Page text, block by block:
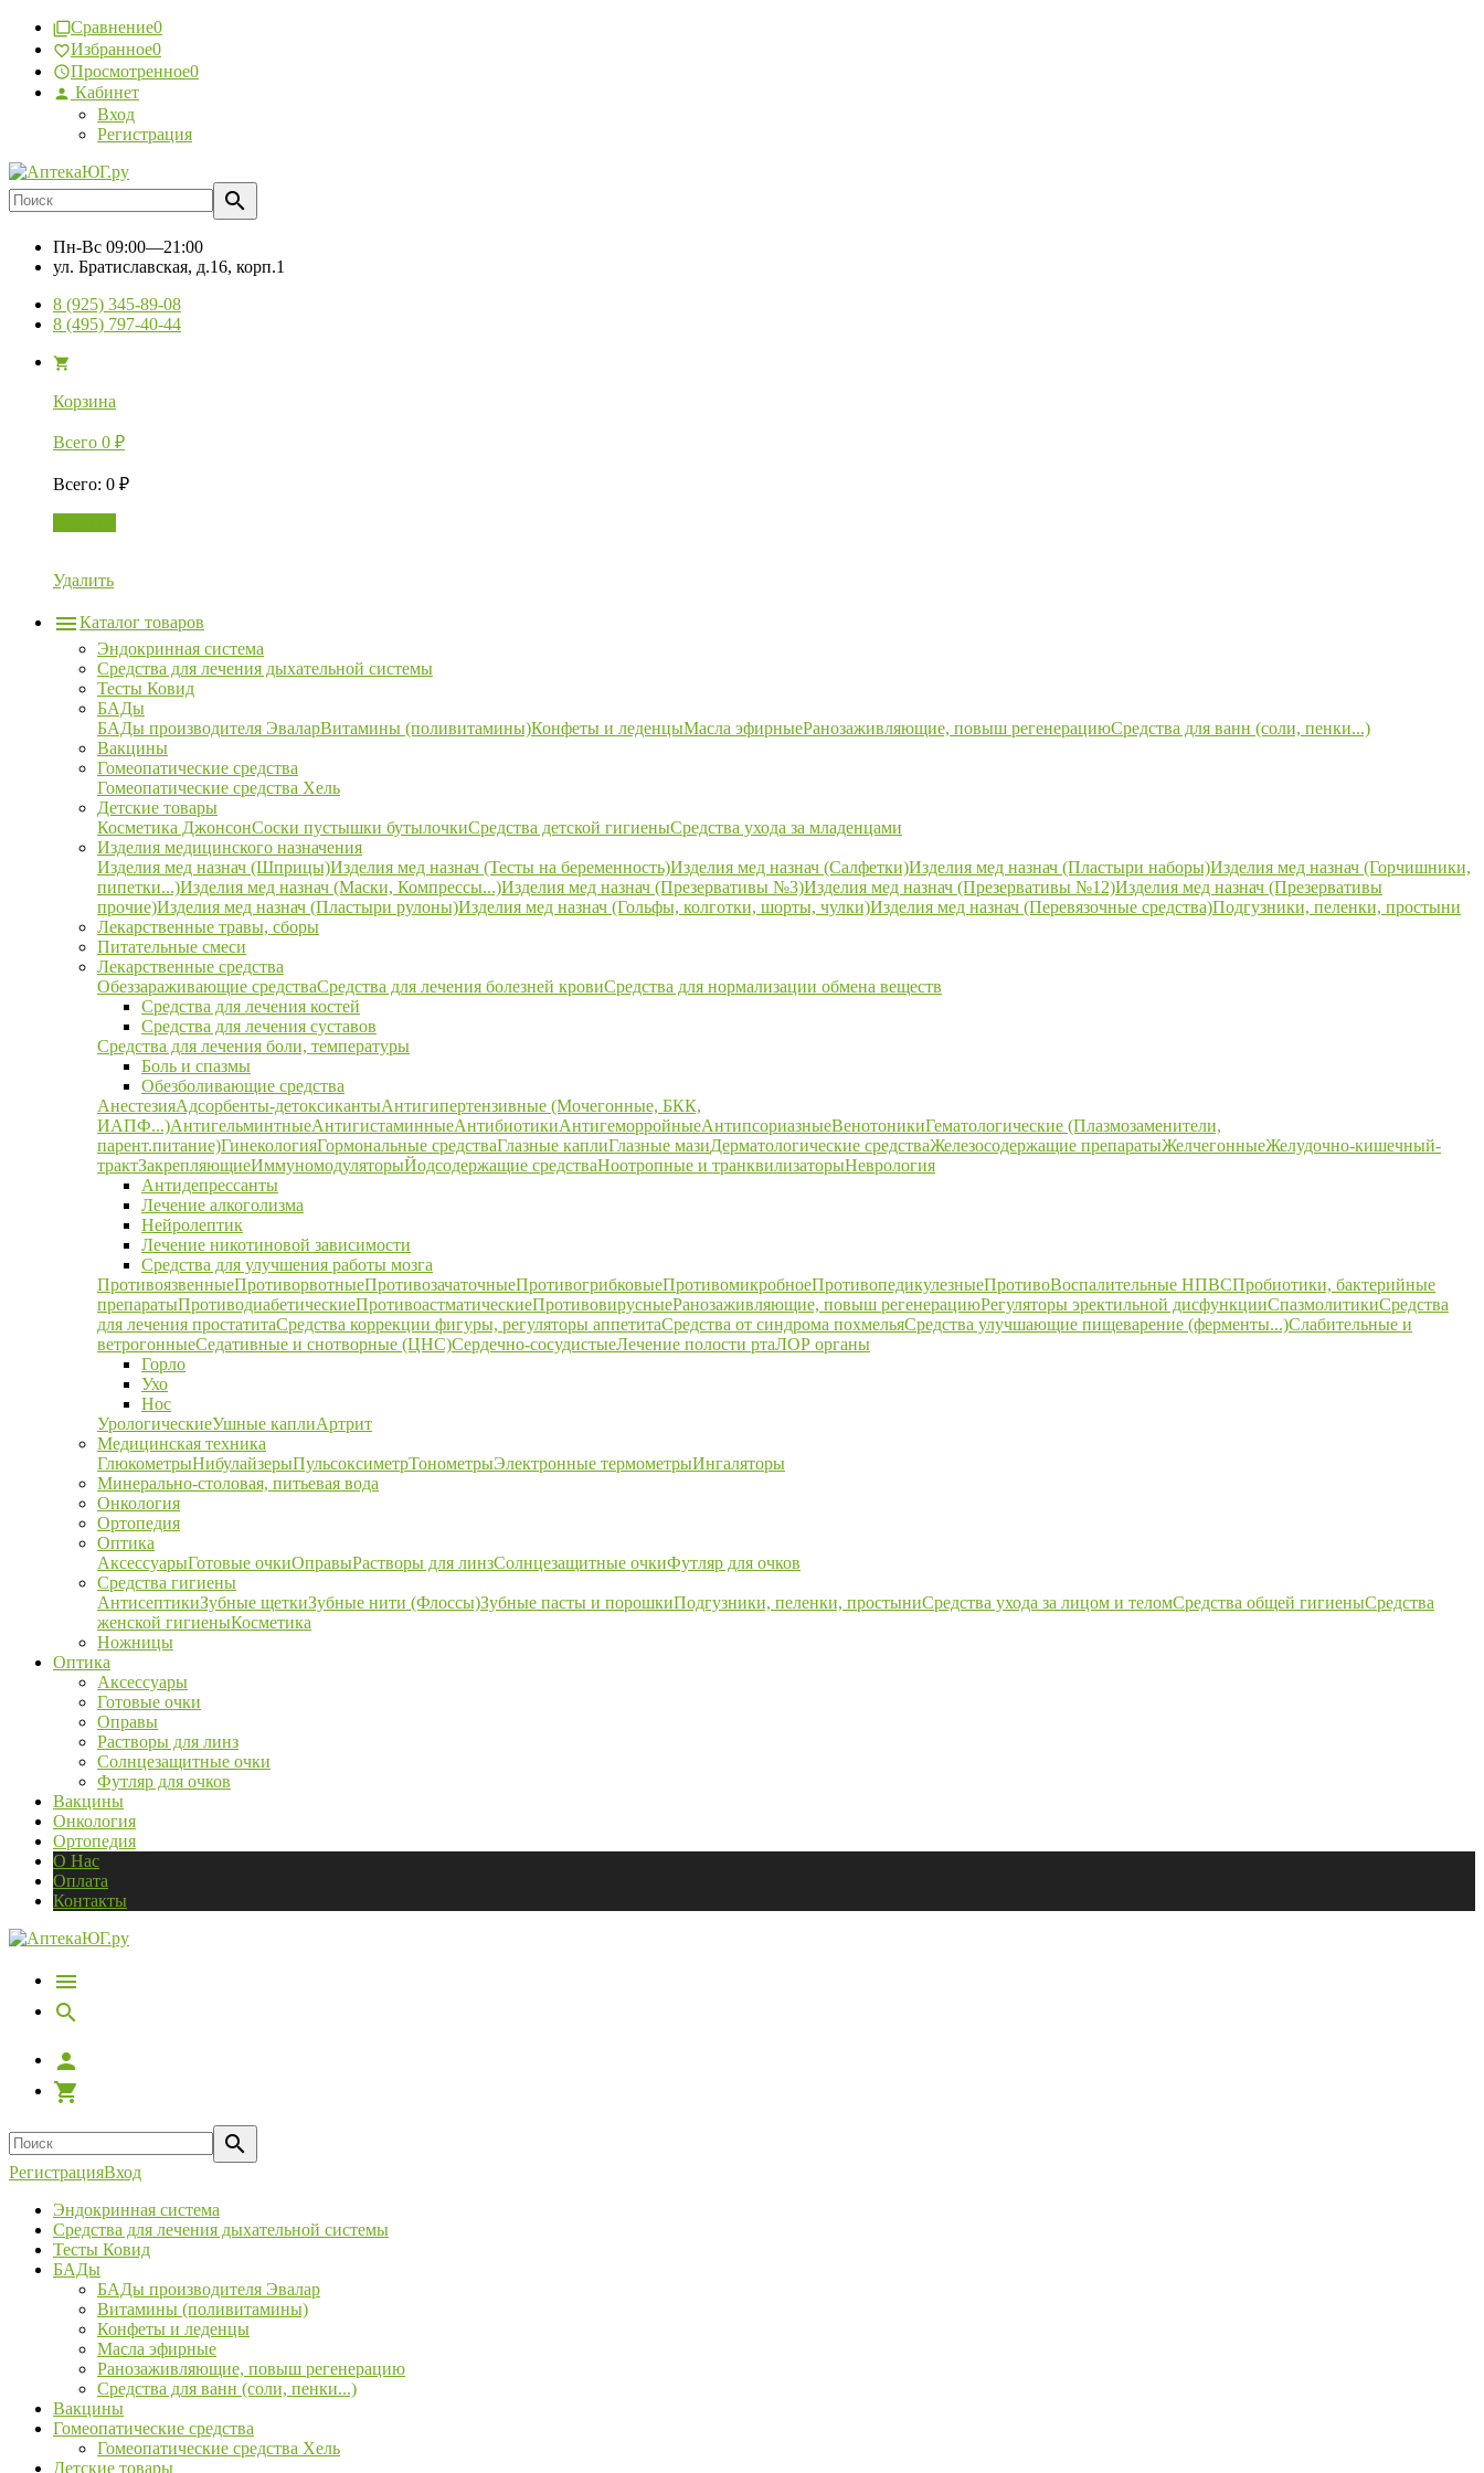
Сравнение0
Избранное0
Просмотренное0
Кабинет
Вход
Регистрация
Пн-Вс 09:00—21:00
ул. Братиславская, д.16, корп.1
8 (925) 345-89-08
8 (495) 797-40-44
Корзина
Всего 0 ₽
Всего: 0 ₽
Удалить
Каталог товаров
Эндокринная система
Средства для лечения дыхательной системы
Тесты Ковид
БАДы
БАДы производителя ЭваларВитамины (поливитамины)Конфеты и леденцыМасла эфирныеРанозаживляющие, повыш регенерациюСредства для ванн (соли, пенки...)
Вакцины
Гомеопатические средства
Гомеопатические средства Хель
Детские товары
Косметика ДжонсонСоски пустышки бутылочкиСредства детской гигиеныСредства ухода за младенцами
Изделия медицинского назначения
Изделия мед назнач (Шприцы)Изделия мед назнач (Тесты на беременность)Изделия мед назнач (Салфетки)Изделия мед назнач (Пластыри наборы)Изделия мед назнач (Горчишники,
пипетки...)Изделия мед назнач (Маски, Компрессы...)Изделия мед назнач (Презервативы №3)Изделия мед назнач (Презервативы №12)Изделия мед назнач (Презервативы
прочие)Изделия мед назнач (Пластыри рулоны)Изделия мед назнач (Гольфы, колготки, шорты, чулки)Изделия мед назнач (Перевязочные средства)Подгузники, пеленки, простыни
Лекарственные травы, сборы
Питательные смеси
Лекарственные средства
Обеззараживающие средстваСредства для лечения болезней кровиСредства для нормализации обмена веществ
Средства для лечения костей
Средства для лечения суставов
Средства для лечения боли, температуры
Боль и спазмы
Обезболивающие средства
АнестезияАдсорбенты-детоксикантыАнтигипертензивные (Мочегонные, БКК,
ИАПФ...)АнтигельминтныеАнтигистаминныеАнтибиотикиАнтигеморройныеАнтипсориазныеВенотоникиГематологические (Плазмозаменители,
парент.питание)ГинекологияГормональные средстваГлазные каплиГлазные мазиДерматологические средстваЖелезосодержащие препаратыЖелчегонныеЖелудочно-кишечный-
трактЗакрепляющиеИммуномодуляторыЙодсодержащие средстваНоотропные и транквилизаторыНеврология
Антидепрессанты
Лечение алкоголизма
Нейролептик
Лечение никотиновой зависимости
Средства для улучшения работы мозга
ПротивоязвенныеПротиворвотныеПротивозачаточныеПротивогрибковыеПротивомикробноеПротивопедикулезныеПротивоВоспалительные НПВСПробиотики, бактерийные
препаратыПротиводиабетическиеПротивоастматическиеПротивовирусныеРанозаживляющие, повыш регенерациюРегуляторы эректильной дисфункцииСпазмолитикиСредства
для лечения простатитаСредства коррекции фигуры, регуляторы аппетитаСредства от синдрома похмельяСредства улучшающие пищеварение (ферменты...)Слабительные и
ветрогонныеСедативные и снотворные (ЦНС)Сердечно-сосудистыеЛечение полости ртаЛОР органы
Горло
Ухо
Нос
УрологическиеУшные каплиАртрит
Медицинская техника
ГлюкометрыНибулайзерыПульсоксиметрТонометрыЭлектронные термометрыИнгаляторы
Минерально-столовая, питьевая вода
Онкология
Ортопедия
Оптика
АксессуарыГотовые очкиОправыРастворы для линзСолнцезащитные очкиФутляр для очков
Средства гигиены
АнтисептикиЗубные щеткиЗубные нити (Флоссы)Зубные пасты и порошкиПодгузники, пеленки, простыниСредства ухода за лицом и теломСредства общей гигиеныСредства
женской гигиеныКосметика
Ножницы
Оптика
Аксессуары
Готовые очки
Оправы
Растворы для линз
Солнцезащитные очки
Футляр для очков
Вакцины
Онкология
Ортопедия
О Нас
Оплата
Контакты
РегистрацияВход
Эндокринная система
Средства для лечения дыхательной системы
Тесты Ковид
БАДы
БАДы производителя Эвалар
Витамины (поливитамины)
Конфеты и леденцы
Масла эфирные
Ранозаживляющие, повыш регенерацию
Средства для ванн (соли, пенки...)
Вакцины
Гомеопатические средства
Гомеопатические средства Хель
Детские товары